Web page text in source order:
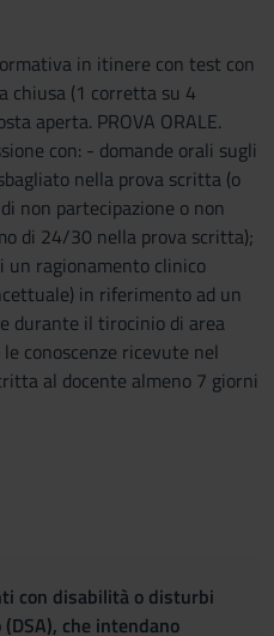
in itinere con test con
chiusa (1 corretta su 4
aperta. PROVA ORALE.
con: - domande orali sugli
nella prova scritta (o
non partecipazione o non
di 24/30 nella prova scritta);
un ragionamento clinico
in riferimento ad un
durante il tirocinio di area
conoscenze ricevute nel
al docente almeno 7 giorni
con disabilità o disturbi
che intendano